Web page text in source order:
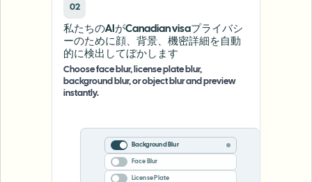
02
私たちのAIがCanadian visaプライバシ
ーのために顔、背景、機密詳細を自動
的に検出してぼかします
Choose face blur, license plate blur,
background blur, or object blur and preview
instantly.
Background Blur
Face Blur
License Plate